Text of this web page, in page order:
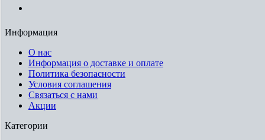
Информация
О нас
Информация о доставке и оплате
Политика безопасности
Условия соглашения
Связаться с нами
Акции
Категории